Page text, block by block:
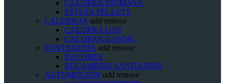
CALDERA BIOMASA
ESTUFA PELLETS
CALDERAS add remove
CALDERA GAS
CALDERA GASOIL
FONTANERÍA add remove
RACORES
RECAMBIOS SANITARIOS
AUTOMOCIÓN add remove